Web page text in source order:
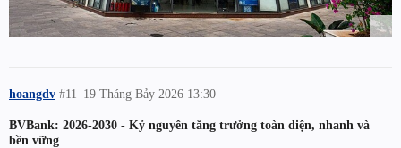
hoangdv 19 Tháng Bảy 2026 13:30
#11
BVBank: 2026-2030 - Kỷ nguyên tăng trưởng toàn diện, nhanh và
bền vững